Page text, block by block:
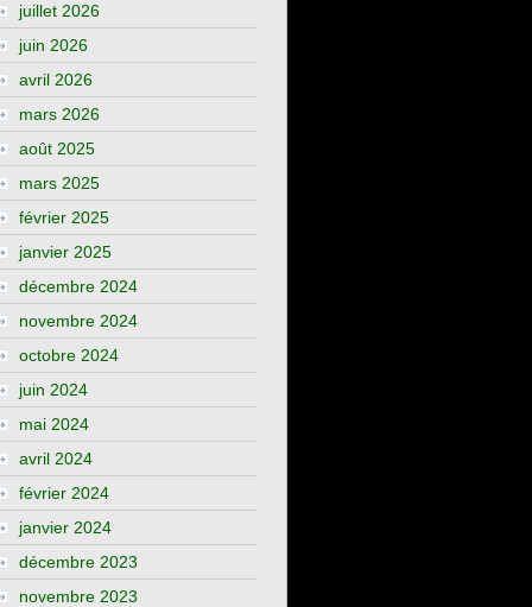
juillet 2026
juin 2026
avril 2026
mars 2026
août 2025
mars 2025
février 2025
janvier 2025
décembre 2024
novembre 2024
octobre 2024
juin 2024
mai 2024
avril 2024
février 2024
janvier 2024
décembre 2023
novembre 2023